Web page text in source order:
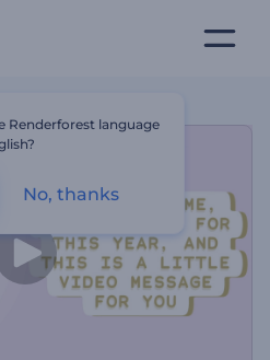
Renderforest language
No, thanks